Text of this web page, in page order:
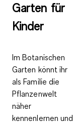
Garten für
Kinder
Im Botanischen
Garten könnt ihr
als Familie die
Pflanzenwelt
näher
kennenlernen und